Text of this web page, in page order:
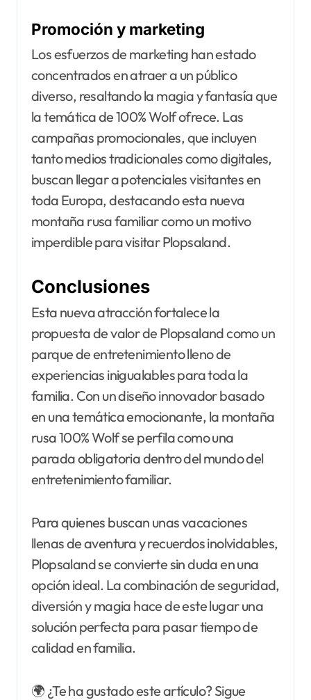
Promoción y marketing
Los esfuerzos de marketing han estado
concentrados en atraer a un público
diverso, resaltando la magia y fantasía que
la temática de 100% Wolf ofrece. Las
campañas promocionales, que incluyen
tanto medios tradicionales como digitales,
buscan llegar a potenciales visitantes en
toda Europa, destacando esta nueva
montaña rusa familiar como un motivo
imperdible para visitar Plopsaland.
Conclusiones
Esta nueva atracción fortalece la
propuesta de valor de Plopsaland como un
parque de entretenimiento lleno de
experiencias inigualables para toda la
familia. Con un diseño innovador basado
en una temática emocionante, la montaña
rusa 100% Wolf se perfila como una
parada obligatoria dentro del mundo del
entretenimiento familiar.
Para quienes buscan unas vacaciones
llenas de aventura y recuerdos inolvidables,
Plopsaland se convierte sin duda en una
opción ideal. La combinación de seguridad,
diversión y magia hace de este lugar una
solución perfecta para pasar tiempo de
calidad en familia.
🌍 ¿Te ha gustado este artículo? Sigue